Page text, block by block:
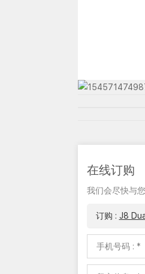
在线订购
我们会尽快与
订购 : J8